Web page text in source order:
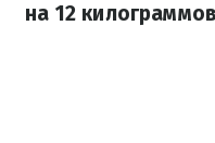
на 12